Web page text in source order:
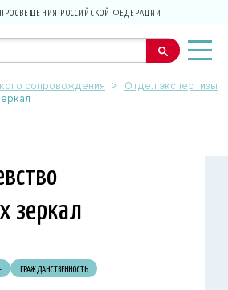
РОССИЙСКОЙ ФЕДЕРАЦИИ
сопровождения >
Отдел экспертизы
зеркал
ГРАЖДАНСТВЕННОСТЬ